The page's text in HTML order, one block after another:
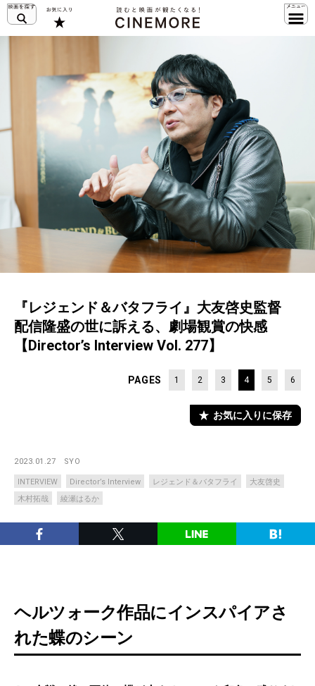
『レジェンド＆バタフライ』大友啓史監督
配信隆盛の世に訴える、劇場観賞の快感
【Director’s Interview Vol. 277】
PAGES 1 2 3 4 5 6
お気に入りに保存
2023.01.27 SYO
INTERVIEW Director’s Interview レジェンド＆バタフライ
大友啓史
木村拓哉
綾瀬はるか
ヘルツォーク作品にインスパイアさ
れた蝶のシーン